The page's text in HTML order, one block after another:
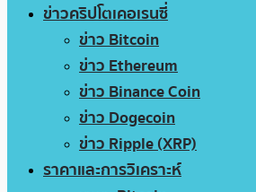
ข่าวคริปโตเคอเรนซี่
ข่าว Bitcoin
ข่าว Ethereum
ข่าว Binance Coin
ข่าว Dogecoin
ข่าว Ripple (XRP)
ราคาและการวิเคราะห์